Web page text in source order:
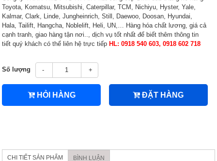
Toyota, Komatsu, Mitsubishi, Caterpillar, TCM, Nichiyu, Hyster, Yale,
Kalmar, Clark, Linde, Jungheinrich, Still, Daewoo, Doosan, Hyundai,
Hala, Tailift, Hangcha, Noblelift, Heli, UN,… Hàng hóa chất lương, giá cả
cạnh tranh, giao hàng tận nơi.., dịch vụ tốt nhất để biết thêm thông tin
tiết quý khách có thể liên hệ trực tiếpHL: 0918 540 603, 0918 602 718
Số lượng - +
HỎI HÀNG ĐẶT HÀNG
CHI TIẾT SẢN PHẨM BÌNH LUẬN